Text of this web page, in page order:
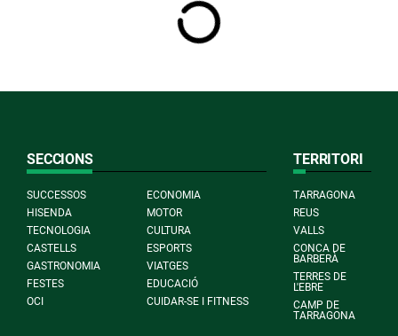
SECCIONS
SUCCESSOS
ECONOMIA
HISENDA
MOTOR
TECNOLOGIA
CULTURA
CASTELLS
ESPORTS
GASTRONOMIA
VIATGES
FESTES
EDUCACIÓ
OCI
CUIDAR-SE I FITNESS
TERRITORI
TARRAGONA
REUS
VALLS
CONCA DE
BARBERÀ
TERRES DE
L'EBRE
CAMP DE
TARRAGONA